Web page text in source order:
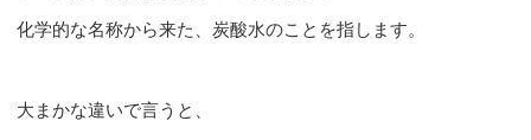
化学的な名称から来た、炭酸水のことを指します。
大まかな違いで言うと、